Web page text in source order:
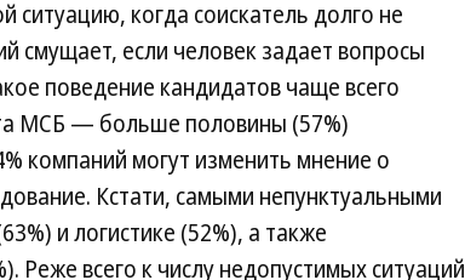
ситуацию, когда соискатель долго не
смущает, если человек задает вопросы
поведение кандидатов чаще всего
МСБ — больше половины (57%)
компаний могут изменить мнение о
Кстати, самыми непунктуальными
и логистике (52%), а также
Реже всего к числу недопустимых ситуаций